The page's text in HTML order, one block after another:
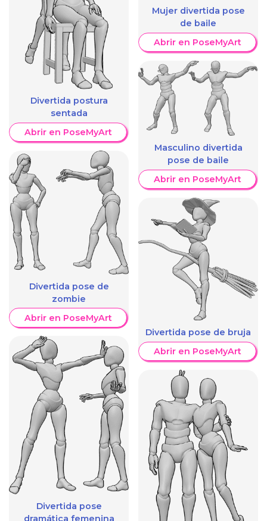
Divertida postura
sentada
Abrir en PoseMyArt
Divertida pose de
zombie
Abrir en PoseMyArt
Divertida pose
dramática femenina
Mujer divertida pose
de baile
Abrir en PoseMyArt
Masculino divertida
pose de baile
Abrir en PoseMyArt
Divertida pose de bruja
Abrir en PoseMyArt